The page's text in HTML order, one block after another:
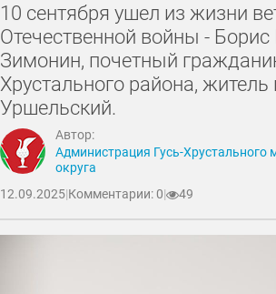
10 сентября ушел из жизни
Отечественной войны -
Зимонин, почетный
Хрустального района, житель
Уршельский.
Автор:
Администрация Гусь-Хрустального
округа
12.09.2025|Комментарии: 0| 49